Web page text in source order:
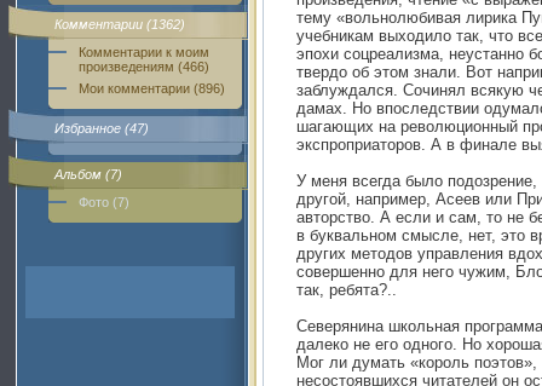
Комментарии (1362)
Комментарии к моим
произведениям (466)
Мои комментарии (896)
Избранное (47)
Альбом (7)
Фото (7)
тему «вольнолюбивая лирика
учебникам выходило так, что
эпохи соцреализма, неустанно
твердо об этом знали. Вот
заблуждался. Сочинял всякую
дамах. Но впоследствии
шагающих на революционный
экспроприаторов. А в финале
У меня всегда было
другой, например, Асеев или
авторство. А если и сам, то не
в буквальном смысле, нет, это
других методов управления
совершенно для него чужим,
так, ребята?..
Северянина школьная
далеко не его одного. Hо
Мог ли думать «король
несостоявшихся читателей он